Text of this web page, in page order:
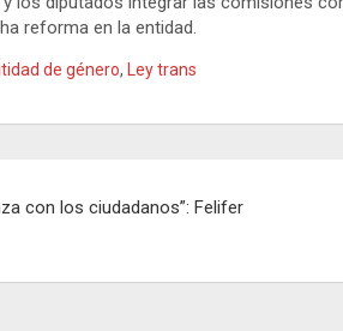
reforma en la entidad.
de género, Ley trans
con los ciudadanos”: Felifer